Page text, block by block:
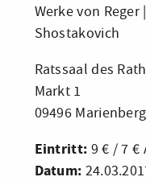
Werke von
Shostakovich
Ratssaal des
Markt 1
09496 Marienberg
Eintritt: 9 € / 7 €
Datum: